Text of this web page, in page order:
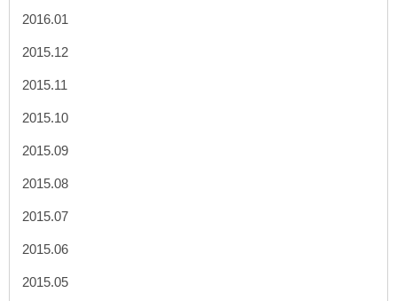
2016.01
2015.12
2015.11
2015.10
2015.09
2015.08
2015.07
2015.06
2015.05